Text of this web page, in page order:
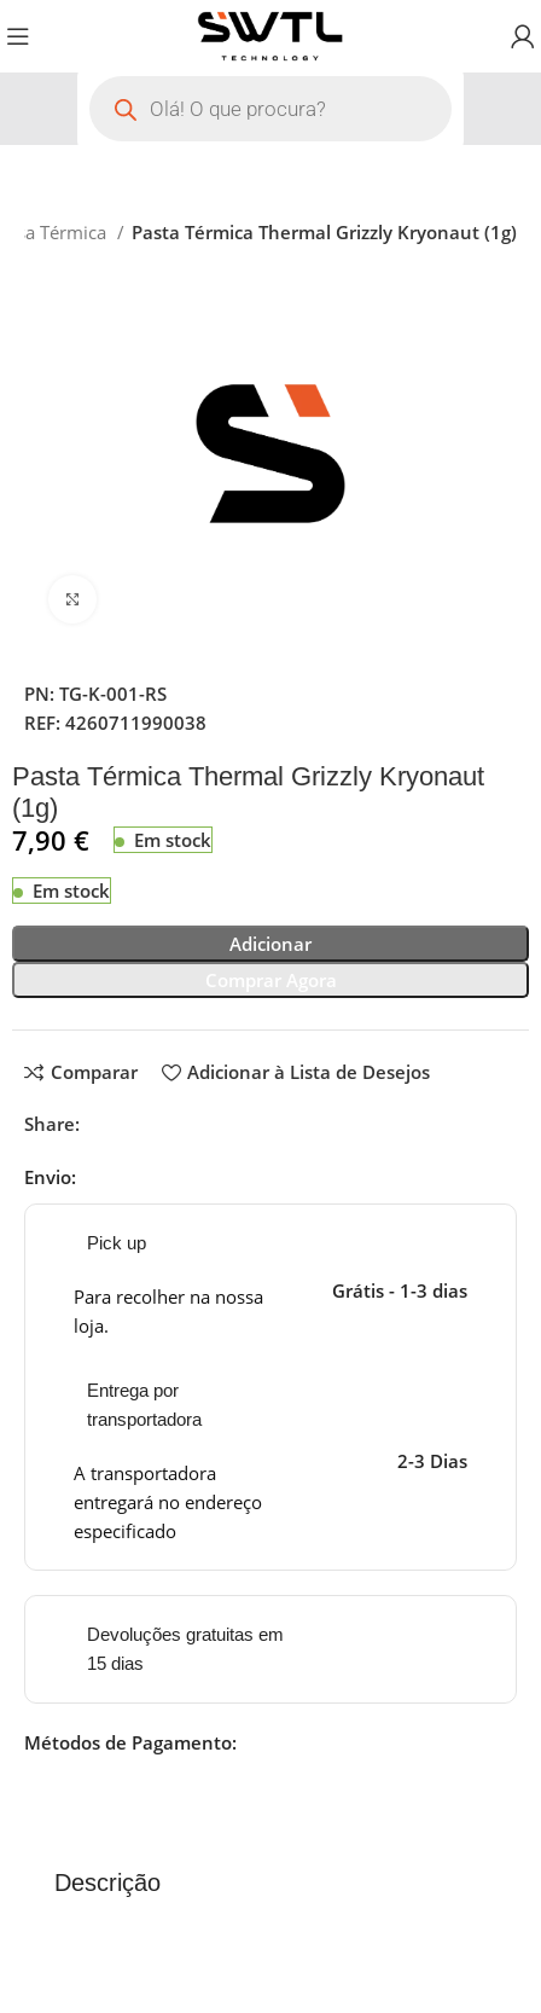
Térmica Pasta Térmica Thermal Grizzly Kryonaut (1g)
PN:TG-K-001-RS
REF:4260711990038
Pasta Térmica Thermal Grizzly Kryonaut
(1g)
7,90€ Em stock
Em stock
Adicionar
Comparar Adicionar à Lista de Desejos
Share:
Envio:
Pick up
Para recolher na nossa
loja.
Grátis - 1-3 dias
Entrega por
transportadora
A transportadora
entregará no endereço
especificado
2-3 Dias
Devoluções gratuitas em
15 dias
Métodos de Pagamento:
Descrição